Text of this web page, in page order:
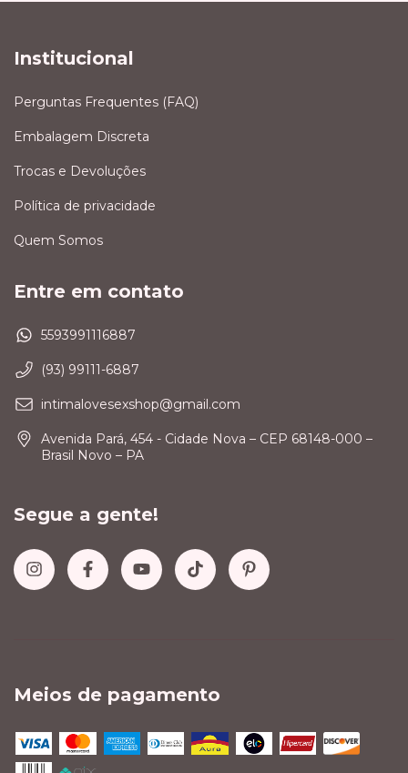
Institucional
Perguntas Frequentes (FAQ)
Embalagem Discreta
Trocas e Devoluções
Política de privacidade
Quem Somos
Entre em contato
5593991116887
(93) 99111-6887
intimalovesexshop@gmail.com
Avenida Pará, 454 - Cidade Nova – CEP 68148-000 –
Brasil Novo – PA
Segue a gente!
Meios de pagamento